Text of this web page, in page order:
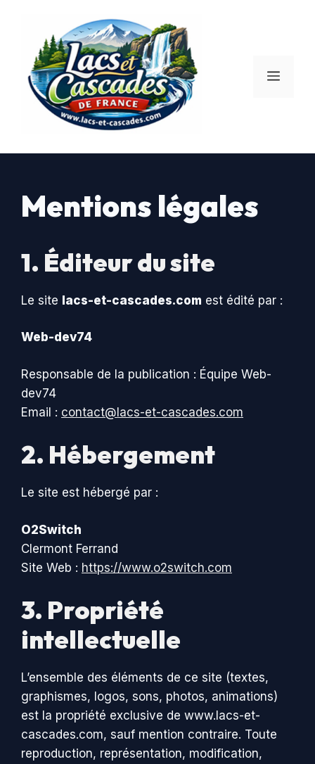
contenu
Menu
Mentions légales
1. Éditeur du site
Le site lacs-et-cascades.com est édité par :
Web-dev74
Responsable de la publication : Équipe Web-
dev74
Email : contact@lacs-et-cascades.com
2. Hébergement
Le site est hébergé par :
O2Switch
Clermont Ferrand
Site Web : https://www.o2switch.com
3. Propriété
intellectuelle
L’ensemble des éléments de ce site (textes,
graphismes, logos, sons, photos, animations)
est la propriété exclusive de www.lacs-et-
cascades.com, sauf mention contraire. Toute
reproduction, représentation, modification,